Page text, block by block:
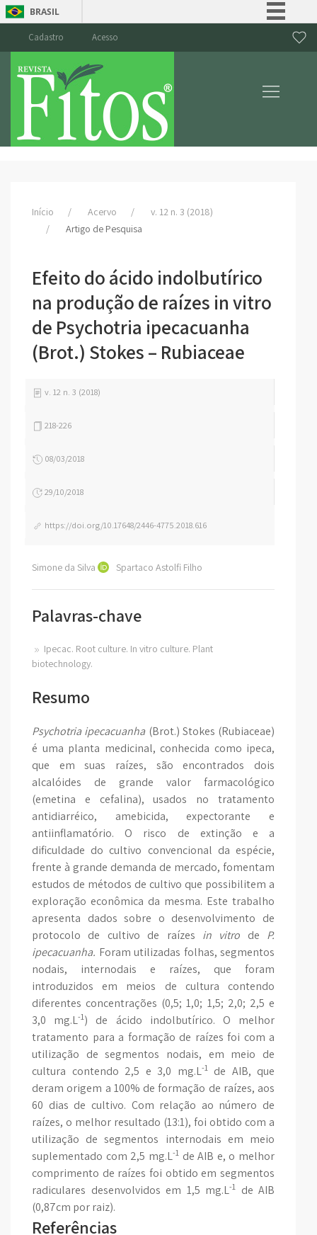
BRASIL
Canais
Cadastro Acesso
Início Acervo
v. 12 n. 3 (2018)
Artigo de Pesquisa
Efeito do ácido indolbutírico
na produção de raízes in vitro
de Psychotria ipecacuanha
(Brot.) Stokes – Rubiaceae
v. 12 n. 3 (2018)
218-226
08/03/2018
29/10/2018
https://doi.org/10.17648/2446-4775.2018.616
Simone da Silva Spartaco Astolfi Filho
Palavras-chave
Ipecac. Root culture. In vitro culture. Plant
biotechnology.
Resumo
Psychotria ipecacuanha (Brot.) Stokes (Rubiaceae)
é uma planta medicinal, conhecida como ipeca,
que em suas raízes, são encontrados dois
alcalóides de grande valor farmacológico
(emetina e cefalina), usados no tratamento
antidiarréico, amebicida, expectorante e
antiinflamatório. O risco de extinção e a
dificuldade do cultivo convencional da espécie,
frente à grande demanda de mercado, fomentam
estudos de métodos de cultivo que possibilitem a
exploração econômica da mesma. Este trabalho
apresenta dados sobre o desenvolvimento de
protocolo de cultivo de raízes in vitro de P.
ipecacuanha. Foram utilizadas folhas, segmentos
nodais, internodais e raízes, que foram
introduzidos em meios de cultura contendo
diferentes concentrações (0,5; 1,0; 1,5; 2,0; 2,5 e
3,0 mg.L-1) de ácido indolbutírico. O melhor
tratamento para a formação de raízes foi com a
utilização de segmentos nodais, em meio de
cultura contendo 2,5 e 3,0 mg.L-1de AIB, que
deram origem a 100% de formação de raízes, aos
60 dias de cultivo. Com relação ao número de
raízes, o melhor resultado (13:1), foi obtido com a
utilização de segmentos internodais em meio
suplementado com 2,5 mg.L-1de AIB e, o melhor
comprimento de raízes foi obtido em segmentos
radiculares desenvolvidos em 1,5 mg.L-1 de AIB
(0,87cm por raiz).
Referências